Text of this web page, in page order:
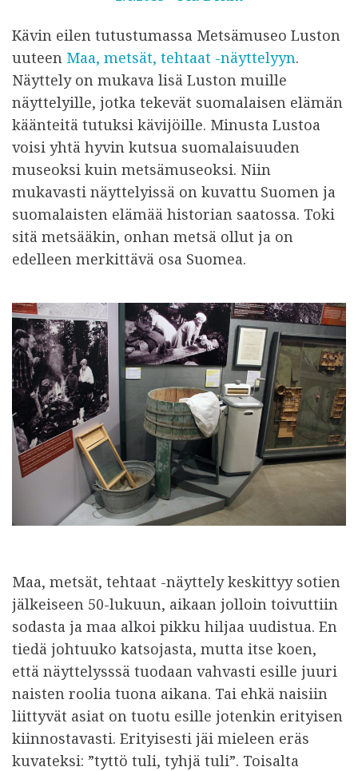
l
k
a
i
s
t
u
Kävin eilen tutustumassa Metsämuseo Luston
uuteen Maa, metsät, tehtaat -näyttelyyn.
Näyttely on mukava lisä Luston muille
näyttelyille, jotka tekevät suomalaisen elämän
käänteitä tutuksi kävijöille. Minusta Lustoa
voisi yhtä hyvin kutsua suomalaisuuden
museoksi kuin metsämuseoksi. Niin
mukavasti näyttelyissä on kuvattu Suomen ja
suomalaisten elämää historian saatossa. Toki
sitä metsääkin, onhan metsä ollut ja on
edelleen merkittävä osa Suomea.
Maa, metsät, tehtaat -näyttely keskittyy sotien
jälkeiseen 50-lukuun, aikaan jolloin toivuttiin
sodasta ja maa alkoi pikku hiljaa uudistua. En
tiedä johtuuko katsojasta, mutta itse koen,
että näyttelysssä tuodaan vahvasti esille juuri
naisten roolia tuona aikana. Tai ehkä naisiin
liittyvät asiat on tuotu esille jotenkin erityisen
kiinnostavasti. Erityisesti jäi mieleen eräs
kuvateksi: ”tyttö tuli, tyhjä tuli”. Toisalta